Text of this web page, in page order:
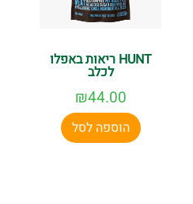
HUNT ריאות באפלו
לכלב
₪44.00
הוספה לסל